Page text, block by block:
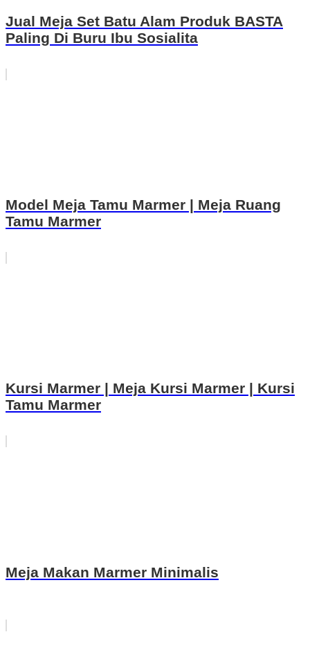
Jual Meja Set Batu Alam Produk BASTA
Paling Di Buru Ibu Sosialita
Model Meja Tamu Marmer | Meja Ruang
Tamu Marmer
Kursi Marmer | Meja Kursi Marmer | Kursi
Tamu Marmer
Meja Makan Marmer Minimalis